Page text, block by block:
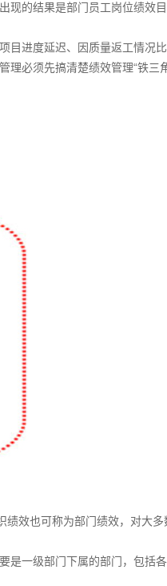
的结果是部门员工岗位绩效目
进度延迟、因质量返工情况比
理必须先搞清楚绩效管理“铁三
绩效也可称为部门绩效，对大
是一级部门下属的部门，包括